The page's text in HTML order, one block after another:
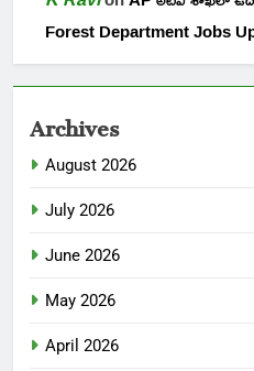
Forest Department Jobs
Archives
August 2026
July 2026
June 2026
May 2026
April 2026